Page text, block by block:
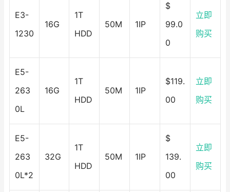
E3-
1230
16G
1T
HDD
50M 1IP
$
99.0
0
立即
购买
E5-
263
0L
16G
1T
HDD
50M 1IP
$119.
00
立即
购买
E5-
263
0L*2
32G
1T
HDD
50M 1IP
$
139.
00
立即
购买